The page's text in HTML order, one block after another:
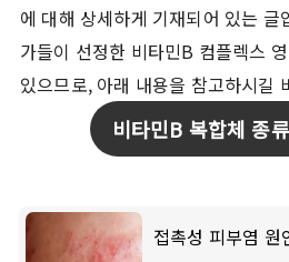
에 대해 상세하게 기재되어 있는 글
가들이 선정한 비타민B 컴플렉스
있으므로, 아래 내용을 참고하시길
비타민B 복합체 종
접촉성 피부염 원